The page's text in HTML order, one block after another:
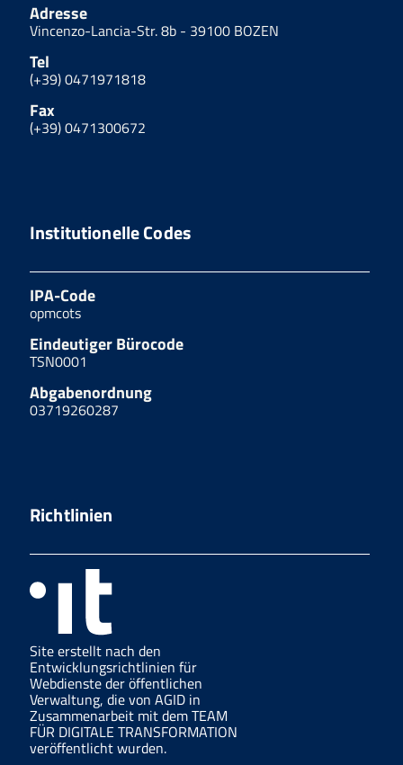
Adresse
Vincenzo-Lancia-Str. 8b - 39100 BOZEN
Tel
(+39) 0471971818
Fax
(+39) 0471300672
Institutionelle Codes
IPA-Code
opmcots
Eindeutiger Bürocode
TSN0001
Abgabenordnung
03719260287
Richtlinien
Site erstellt nach den
Entwicklungsrichtlinien für
Webdienste der öffentlichen
Verwaltung, die von AGID in
Zusammenarbeit mit dem TEAM
FÜR DIGITALE TRANSFORMATION
veröffentlicht wurden.